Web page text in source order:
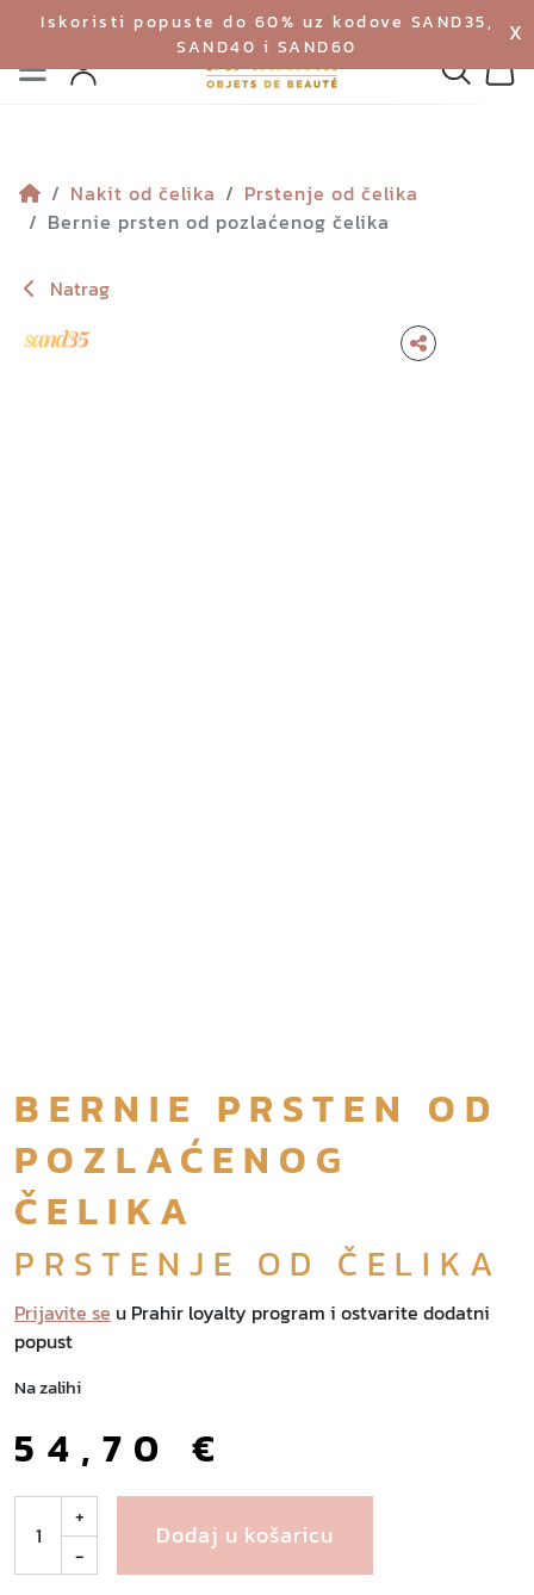
Iskoristi popuste do 60% uz kodove SAND35,
SAND40 i SAND60
X
Izbornik
Profil
Nakit od čelika
Prstenje od čelika
Bernie prsten od pozlaćenog čelika
Natrag
BERNIE PRSTEN OD
POZLAĆENOG
ČELIKA
PRSTENJE OD ČELIKA
Prijavite se u Prahir loyalty program i ostvarite dodatni
popust
Na zalihi
54,70€
r
+
-
Dodaj u košaricu